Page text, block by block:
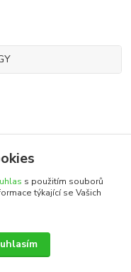
s použitím souborů
týkající se Vašich